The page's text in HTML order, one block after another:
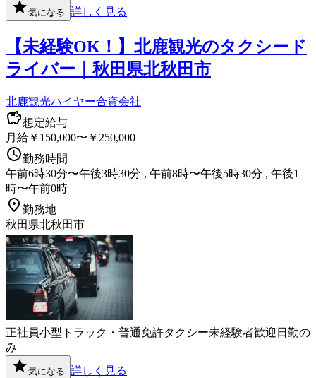
気になる 詳しく見る
【未経験OK！】北鹿観光のタクシード
ライバー｜秋田県北秋田市
北鹿観光ハイヤー合資会社
想定給与
月給￥150,000〜￥250,000
勤務時間
午前6時30分〜午後3時30分 , 午前8時〜午後5時30分 , 午後1
時〜午前0時
勤務地
秋田県北秋田市
正社員小型トラック・普通免許タクシー未経験者歓迎 日勤の
み
気になる 詳しく見る